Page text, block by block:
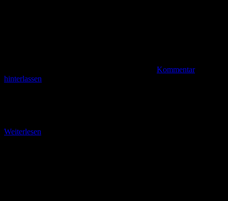
Kommentar
hinterlassen
Weiterlesen